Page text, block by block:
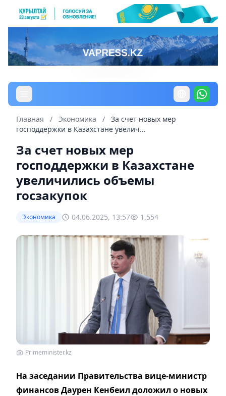
Главная / Экономика /
За счет новых мер
господдержки в Казахстане увелич...
За счет новых мер
господдержки в Казахстане
увеличились объемы
госзакупок
Экономика 04.06.2025, 13:57 1,554
Primeminister.kz
На заседании Правительства вице-министр
финансов Даурен Кенбеил доложил о новых